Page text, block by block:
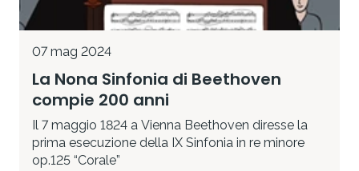
07 mag 2024
La Nona Sinfonia di Beethoven
compie 200 anni
Il 7 maggio 1824 a Vienna Beethoven diresse la
prima esecuzione della IX Sinfonia in re minore
op.125 “Corale”